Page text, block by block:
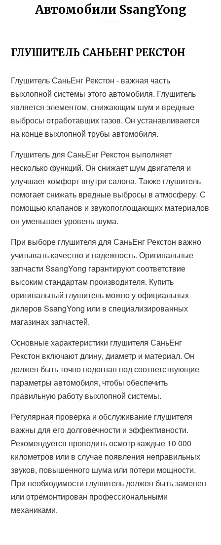
Автомобили SsangYong
ГЛУШИТЕЛЬ САНЬЕНГ РЕКСТОН
Глушитель СаньЕнг Рекстон - важная часть
выхлопной системы этого автомобиля. Глушитель
является элементом, снижающим шум и вредные
выбросы отработавших газов. Он устанавливается
на конце выхлопной трубы автомобиля.
Глушитель для СаньЕнг Рекстон выполняет
несколько функций. Он снижает шум двигателя и
улучшает комфорт внутри салона. Также глушитель
помогает снижать вредные выбросы в атмосферу. С
помощью клапанов и звукопоглощающих материалов
он уменьшает уровень шума.
При выборе глушителя для СаньЕнг Рекстон важно
учитывать качество и надежность. Оригинальные
запчасти SsangYong гарантируют соответствие
высоким стандартам производителя. Купить
оригинальный глушитель можно у официальных
дилеров SsangYong или в специализированных
магазинах запчастей.
Основные характеристики глушителя СаньЕнг
Рекстон включают длину, диаметр и материал. Он
должен быть точно подогнан под соответствующие
параметры автомобиля, чтобы обеспечить
правильную работу выхлопной системы.
Регулярная проверка и обслуживание глушителя
важны для его долговечности и эффективности.
Рекомендуется проводить осмотр каждые 10 000
километров или в случае появления неправильных
звуков, повышенного шума или потери мощности.
При необходимости глушитель должен быть заменен
или отремонтирован профессиональными
механиками.